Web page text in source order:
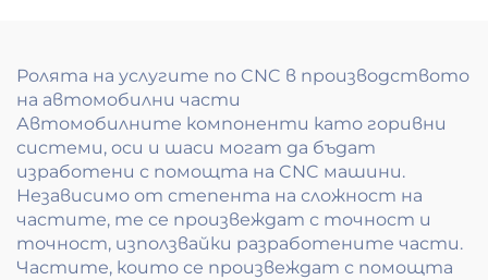
Ролята на услугите по CNC в производството
на автомобилни части
Автомобилните компоненти като горивни
системи, оси и шаси могат да бъдат
изработени с помощта на CNC машини.
Независимо от степента на сложност на
частите, те се произвеждат с точност и
точност, използвайки разработените части.
Частите, които се произвеждат с помощта